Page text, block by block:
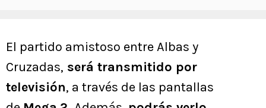
El partido amistoso entre Albas y
Cruzadas, será transmitido por
televisión, a través de las pantallas